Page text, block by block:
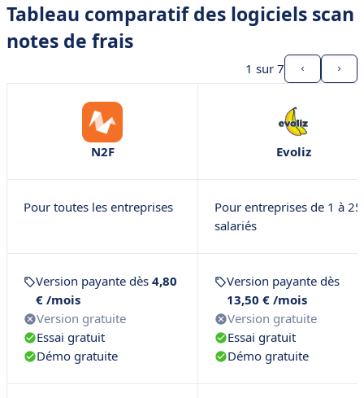
Tableau comparatif des logiciels scan
notes de frais
1 sur 7
N2F Evoliz
Pour toutes les entreprises
Pour entreprises de 1 à
salariés
Version payante dès 4,80
€ /mois
Version gratuite
Essai gratuit
Démo gratuite
Version payante dès
13,50 € /mois
Version gratuite
Essai gratuit
Démo gratuite